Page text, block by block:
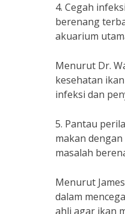
4. Cegah
berenang
akuarium
Menurut Dr.
kesehatan
infeksi dan
5. Pantau
makan
masalah
Menurut
dalam
ahli agar ikan